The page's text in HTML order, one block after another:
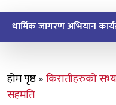
होम पृष्ठ»किरातीहरुको
सहमति